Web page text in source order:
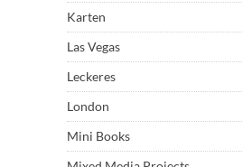
Karten
Las Vegas
Leckeres
London
Mini Books